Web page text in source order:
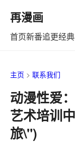
再漫画
首页新番追更经
主页 > 联系我们
动漫性爱
艺术培训
旅\")